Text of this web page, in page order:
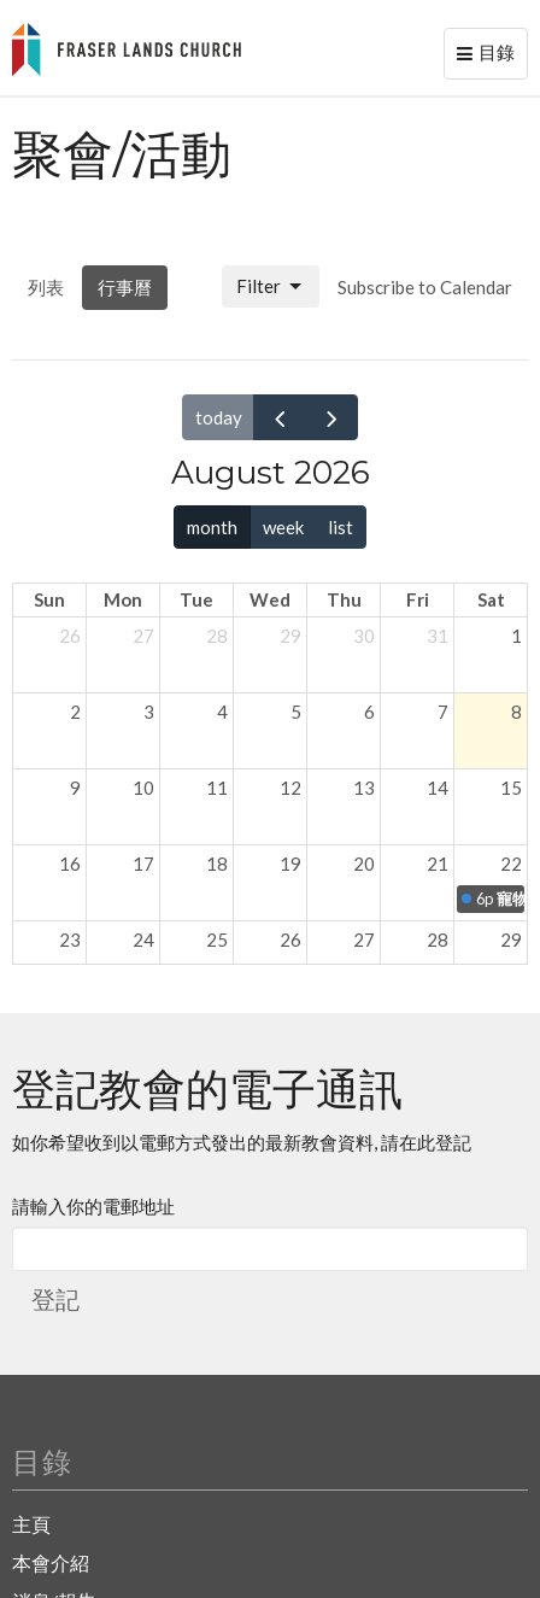
Toggle
目錄
聚會/活動
列表 行事曆 Subscribe to Calendar
Filter
today
August 2026
month week list
Sun Mon Tue Wed Thu Fri
Sat
26
27 28 29 30 31 1
2 3 4 5 6 7 8
9 10 11 12 13 14 15
16 17 18 19 20 21 22
6p寵物
23 24 25 26 27 28 29
登記教會的電子通訊
如你希望收到以電郵方式發出的最新教會資料, 請在此登記
請輸入你的電郵地址
登記
目錄
主頁
本會介紹